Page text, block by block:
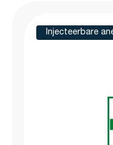
Injecteerbare